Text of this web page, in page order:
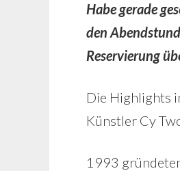
Habe gerade
den
Reservierung
Die Highlights
Künstler Cy
1993